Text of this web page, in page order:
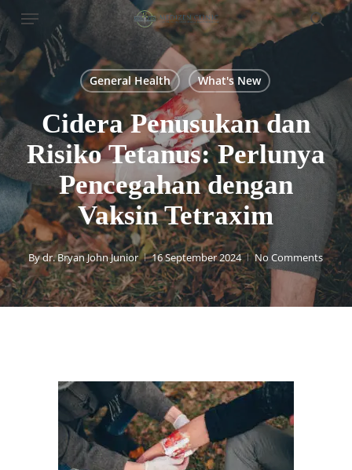
Skip
to
main
content
Menu
General Health What's New
Cidera Penusukan dan
Risiko Tetanus: Perlunya
Pencegahan dengan
Vaksin Tetraxim
Bydr. Bryan John Junior 16 September 2024 No Comments